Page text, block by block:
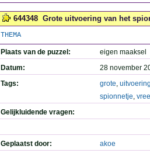
644348 Grote uitvoering van het
THEMA
Plaats van de puzzel:
eigen maaksel
Datum:
28 november
Tags:
grote,
spionnetje,
Gelijkluidende vragen:
Geplaatst door: akoe